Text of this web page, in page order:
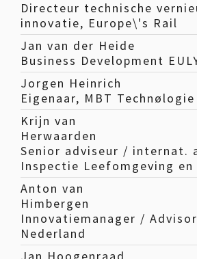
Directeur technische
innovatie, Europe\'s Rail
Jan van der Heide
Business Development
Jorgen Heinrich
Eigenaar, MBT Technølogie
Krijn van
Herwaarden
Senior adviseur / internat.
Inspectie Leefomgeving
Anton van
Himbergen
Innovatiemanager /
Nederland